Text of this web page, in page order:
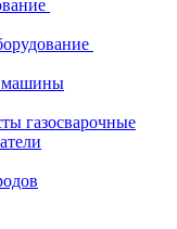
машины
газосварочные